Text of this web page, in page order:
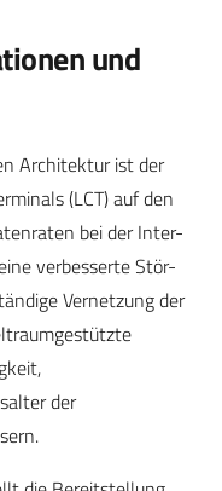
und
Architektur ist der
(LCT) auf den
bei der Inter-
verbesserte Stör-
Vernetzung der
der